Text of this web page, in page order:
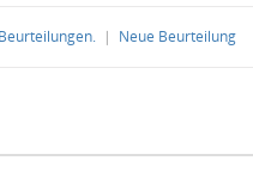
| Neue Beurteilung